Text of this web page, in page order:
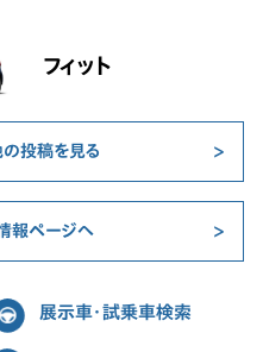
フィット
投稿を見る
報ページへ
展示車・試乗車検索